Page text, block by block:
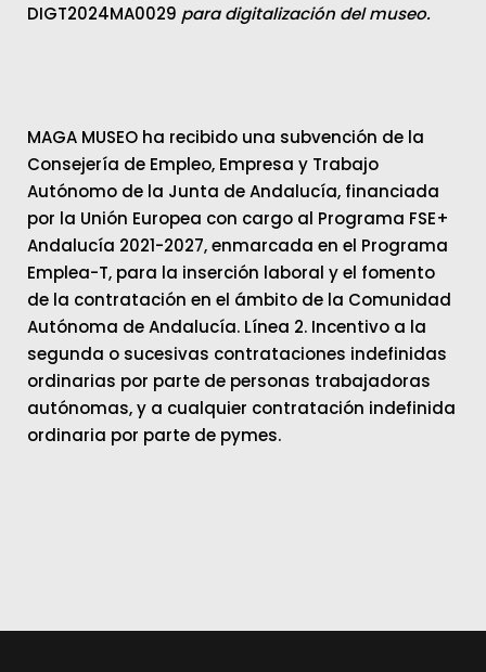
DIGT2024MA0029 para digitalización del museo.
MAGA MUSEO ha recibido una subvención de la
Consejería de Empleo, Empresa y Trabajo
Autónomo de la Junta de Andalucía, financiada
por la Unión Europea con cargo al Programa FSE+
Andalucía 2021-2027, enmarcada en el Programa
Emplea-T, para la inserción laboral y el fomento
de la contratación en el ámbito de la Comunidad
Autónoma de Andalucía. Línea 2. Incentivo a la
segunda o sucesivas contrataciones indefinidas
ordinarias por parte de personas trabajadoras
autónomas, y a cualquier contratación indefinida
ordinaria por parte de pymes.